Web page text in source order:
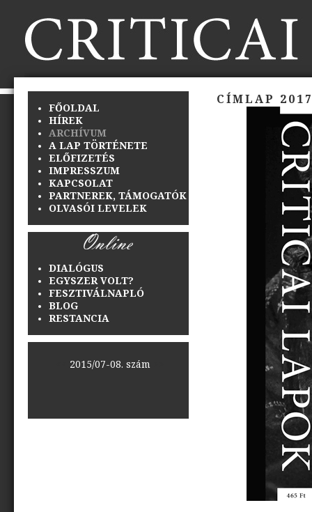
FŐOLDAL
HÍREK
ARCHÍVUM
A LAP TÖRTÉNETE
ELŐFIZETÉS
IMPRESSZUM
KAPCSOLAT
PARTNEREK, TÁMOGATÓK
OLVASÓI LEVELEK
DIALÓGUS
EGYSZER VOLT?
FESZTIVÁLNAPLÓ
BLOG
RESTANCIA
2015/07-08. szám>>
CÍMLAP